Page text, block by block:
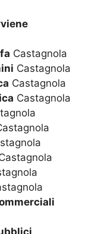
Castagnola
Castagnola
Castagnola
Castagnola